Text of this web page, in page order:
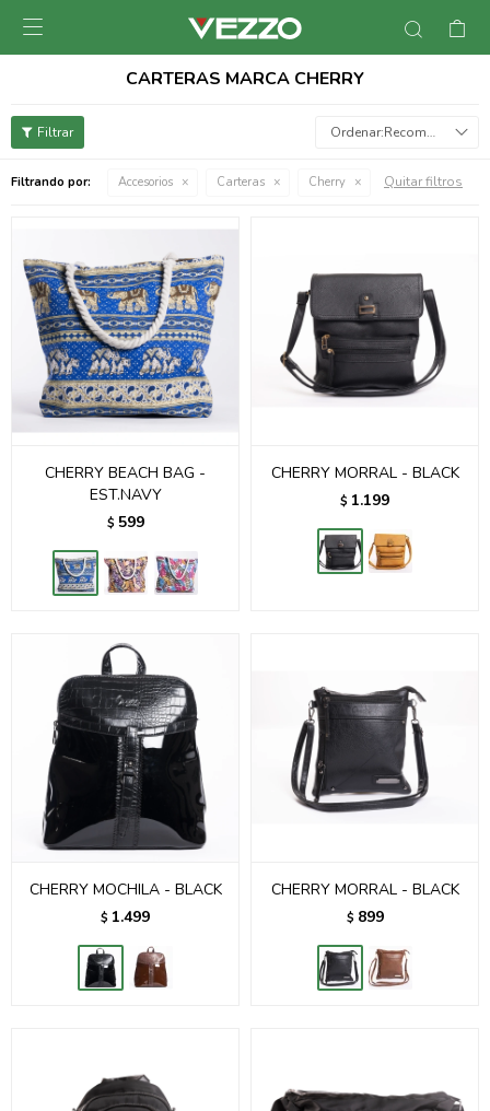

CARTERAS MARCA CHERRY
Recomendados
Filtrando por: Accesorios Carteras Cherry Quitar filtros
CHERRY BEACH BAG -
EST.NAVY
$ 599
CHERRY MORRAL - BLACK
$ 1.199
CHERRY MOCHILA - BLACK
$ 1.499
CHERRY MORRAL - BLACK
$ 899